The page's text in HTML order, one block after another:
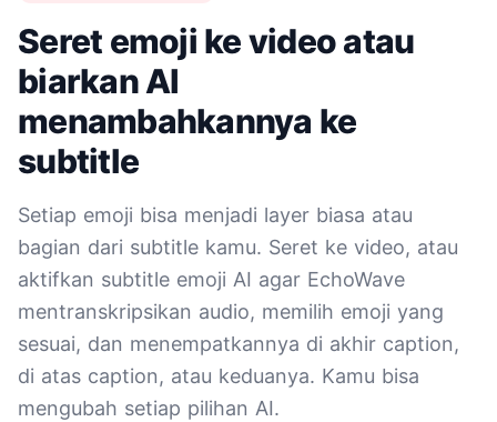
Seret emoji ke video atau
biarkan AI
menambahkannya ke
subtitle
Setiap emoji bisa menjadi layer biasa atau
bagian dari subtitle kamu. Seret ke video, atau
aktifkan subtitle emoji AI agar EchoWave
mentranskripsikan audio, memilih emoji yang
sesuai, dan menempatkannya di akhir caption,
di atas caption, atau keduanya. Kamu bisa
mengubah setiap pilihan AI.